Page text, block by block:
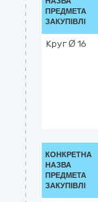
ПРЕДМЕТА
ЗАКУПІВЛІ
Круг Ø 16
КОНКРЕТНА
НАЗВА
ПРЕДМЕТА
ЗАКУПІВЛІ